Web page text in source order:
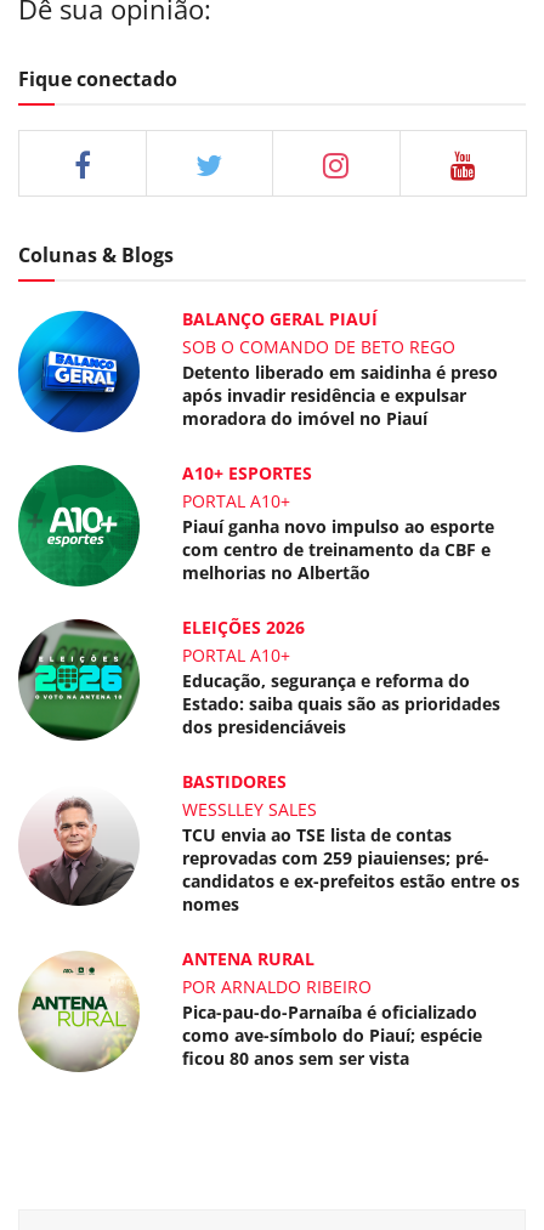
Dê sua opinião:
Fique conectado
Colunas & Blogs
BALANÇO GERAL PIAUÍ
SOB O COMANDO DE BETO REGO
Detento liberado em saidinha é preso
após invadir residência e expulsar
moradora do imóvel no Piauí
A10+ ESPORTES
PORTAL A10+
Piauí ganha novo impulso ao esporte
com centro de treinamento da CBF e
melhorias no Albertão
ELEIÇÕES 2026
PORTAL A10+
Educação, segurança e reforma do
Estado: saiba quais são as prioridades
dos presidenciáveis
BASTIDORES
WESSLLEY SALES
TCU envia ao TSE lista de contas
reprovadas com 259 piauienses; pré-
candidatos e ex-prefeitos estão entre os
nomes
ANTENA RURAL
POR ARNALDO RIBEIRO
Pica-pau-do-Parnaíba é oficializado
como ave-símbolo do Piauí; espécie
ficou 80 anos sem ser vista